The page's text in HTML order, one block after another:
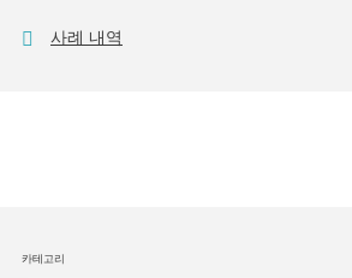
사례 내역
카테고리